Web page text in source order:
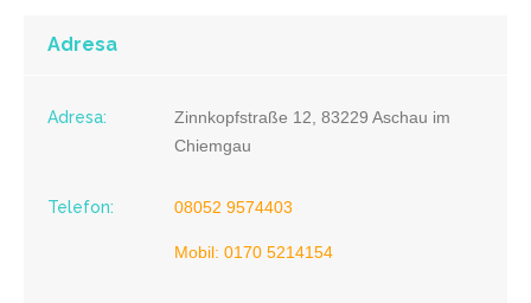
Adresa
Adresa:
Zinnkopfstraße 12, 83229 Aschau im
Chiemgau
Telefon: 08052 9574403
Mobil: 0170 5214154